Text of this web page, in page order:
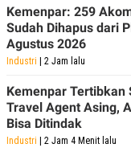
Kemenpar: 259
Sudah Dihapus dari
Agustus 2026
Industri | 2 Jam lalu
Kemenpar Tertibkan
Travel Agent Asing,
Bisa Ditindak
Industri | 2 Jam 4 Menit lalu